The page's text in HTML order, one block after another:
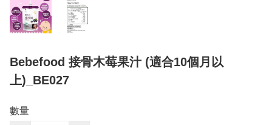
Bebefood 接骨木莓果汁 (適合10個月以
上)_BE027
數量